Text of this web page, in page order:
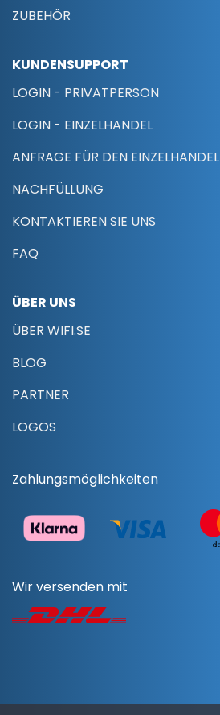
ZUBEHÖR
KUNDENSUPPORT
LOGIN - PRIVATPERSON
LOGIN - EINZELHANDEL
ANFRAGE FÜR DEN EINZELHANDEL
NACHFÜLLUNG
KONTAKTIEREN SIE UNS
FAQ
ÜBER UNS
ÜBER WIFI.SE
BLOG
PARTNER
LOGOS
Zahlungsmöglichkeiten
Wir versenden mit